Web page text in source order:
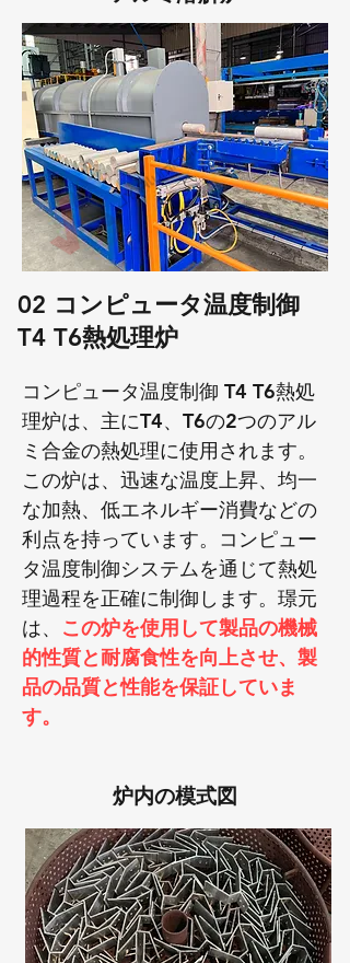
02 コンピュータ温度制御
T4 T6熱処理炉
コンピュータ温度制御 T4 T6熱処
理炉は、主にT4、T6の2つのアル
ミ合金の熱処理に使用されます。
この炉は、迅速な温度上昇、均一
な加熱、低エネルギー消費などの
利点を持っています。コンピュー
タ温度制御システムを通じて熱処
理過程を正確に制御します。璟元
は、 この炉を使用して製品の機械
的性質と耐腐食性を向上させ、製
品の品質と性能を保証していま
す。
炉内の模式図